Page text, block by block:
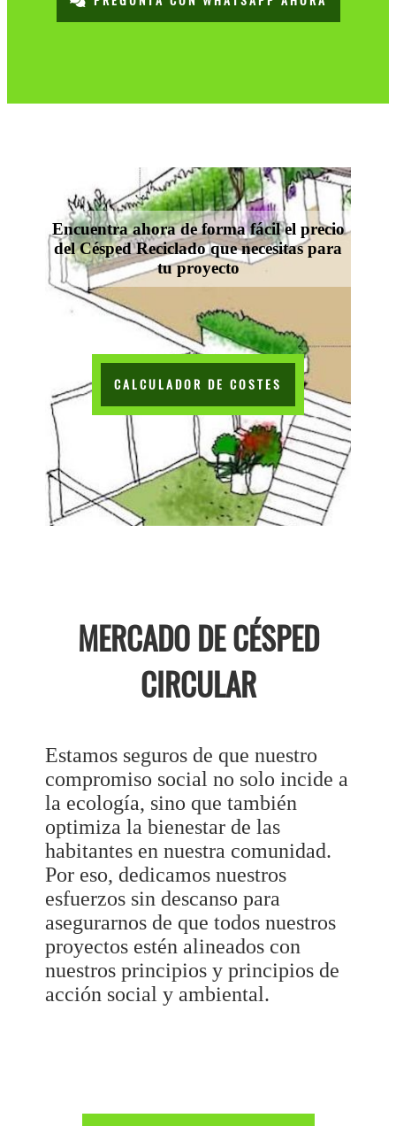
Encuentra ahora de forma fácil el precio
del Césped Reciclado que necesitas para
tu proyecto
CALCULADOR DE COSTES
MERCADO DE CÉSPED
CIRCULAR
Estamos seguros de que nuestro
compromiso social no solo incide a
la ecología, sino que también
optimiza la bienestar de las
habitantes en nuestra comunidad.
Por eso, dedicamos nuestros
esfuerzos sin descanso para
asegurarnos de que todos nuestros
proyectos estén alineados con
nuestros principios y principios de
acción social y ambiental.